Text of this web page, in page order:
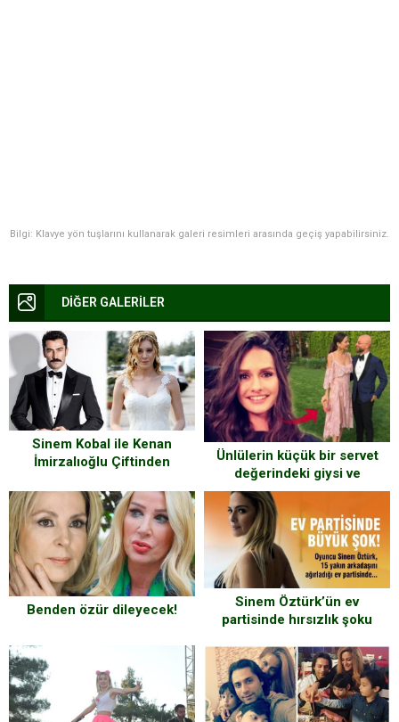
Bilgi: Klavye yön tuşlarını kullanarak galeri resimleri arasında geçiş yapabilirsiniz.
DİĞER GALERİLER
Sinem Kobal ile Kenan
İmirzalıoğlu Çiftinden
Ünlülerin küçük bir servet
değerindeki giysi ve
aksesuarlarının fiyatları
Benden özür dileyecek!
Sinem Öztürk’ün ev
partisinde hırsızlık şoku